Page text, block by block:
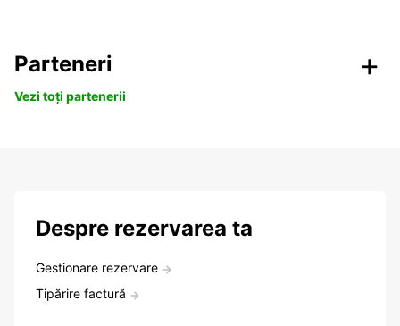
Parteneri
Vezi toți partenerii
Despre rezervarea ta
Gestionare rezervare
Tipărire factură